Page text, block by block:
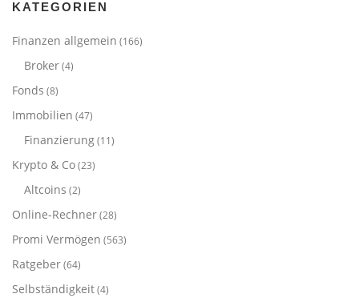
KATEGORIEN
Finanzen allgemein (166)
Broker(4)
Fonds (8)
Immobilien (47)
Finanzierung(11)
Krypto & Co(23)
Altcoins (2)
Online-Rechner(28)
Promi Vermögen (563)
Ratgeber(64)
Selbständigkeit(4)